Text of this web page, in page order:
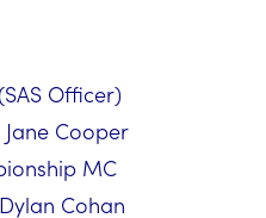
Officer)
Jane Cooper
MC
Cohan